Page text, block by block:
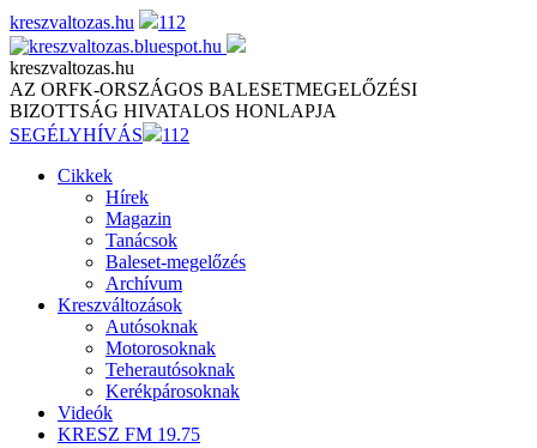
Skip
to
content
kreszvaltozas.hu 112
kreszvaltozas.hu
AZ ORFK-ORSZÁGOS BALESETMEGELŐZÉSI
BIZOTTSÁG HIVATALOS HONLAPJA
SEGÉLYHÍVÁS
112
Cikkek
Hírek
Magazin
Tanácsok
Baleset-megelőzés
Archívum
Kreszváltozások
Autósoknak
Motorosoknak
Teherautósoknak
Kerékpárosoknak
Videók
KRESZ FM 19.75